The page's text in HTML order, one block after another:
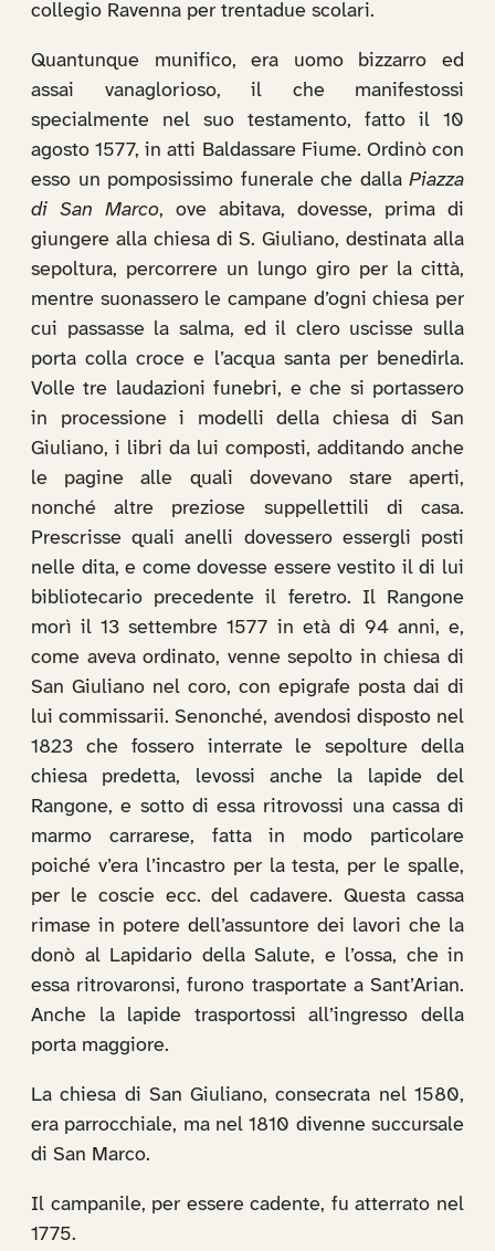
collegio Ravenna per trentadue scolari.
Quantunque munifico, era uomo bizzarro ed
assai vanaglorioso, il che manifestossi
specialmente nel suo testamento, fatto il 10
agosto 1577, in atti Baldassare Fiume. Ordinò con
esso un pomposissimo funerale che dalla Piazza
di San Marco, ove abitava, dovesse, prima di
giungere alla chiesa di S. Giuliano, destinata alla
sepoltura, percorrere un lungo giro per la città,
mentre suonassero le campane d’ogni chiesa per
cui passasse la salma, ed il clero uscisse sulla
porta colla croce e l’acqua santa per benedirla.
Volle tre laudazioni funebri, e che si portassero
in processione i modelli della chiesa di San
Giuliano, i libri da lui composti, additando anche
le pagine alle quali dovevano stare aperti,
nonché altre preziose suppellettili di casa.
Prescrisse quali anelli dovessero essergli posti
nelle dita, e come dovesse essere vestito il di lui
bibliotecario precedente il feretro. Il Rangone
morì il 13 settembre 1577 in età di 94 anni, e,
come aveva ordinato, venne sepolto in chiesa di
San Giuliano nel coro, con epigrafe posta dai di
lui commissarii. Senonché, avendosi disposto nel
1823 che fossero interrate le sepolture della
chiesa predetta, levossi anche la lapide del
Rangone, e sotto di essa ritrovossi una cassa di
marmo carrarese, fatta in modo particolare
poiché v’era l’incastro per la testa, per le spalle,
per le coscie ecc. del cadavere. Questa cassa
rimase in potere dell’assuntore dei lavori che la
donò al Lapidario della Salute, e l’ossa, che in
essa ritrovaronsi, furono trasportate a Sant’Arian.
Anche la lapide trasportossi all’ingresso della
porta maggiore.
La chiesa di San Giuliano, consecrata nel 1580,
era parrocchiale, ma nel 1810 divenne succursale
di San Marco.
Il campanile, per essere cadente, fu atterrato nel
1775.